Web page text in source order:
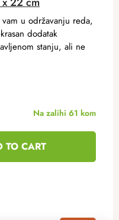
Na zalihi 61 kom
TO CART
u održavanju reda,
dodatak
stanju, ali ne